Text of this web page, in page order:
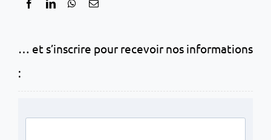
… et s’inscrire pour recevoir nos informations
: